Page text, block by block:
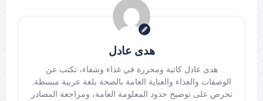
هدى عادل
هدى عادل كاتبة ومحررة في غذاء وشفاء، تكتب عن
الوصفات والغذاء والعناية العامة بالصحة بلغة عربية مبسطة.
تحرص على توضيح حدود المعلومة العامة، ومراجعة المصادر